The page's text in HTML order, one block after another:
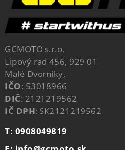
GCMOTO s.r.o.
Lipový rad 456, 929 01
Malé Dvorníky,
IČO: 53018966
DIČ: 2121219562
IČ DPH: SK2121219562
T: 0908049819